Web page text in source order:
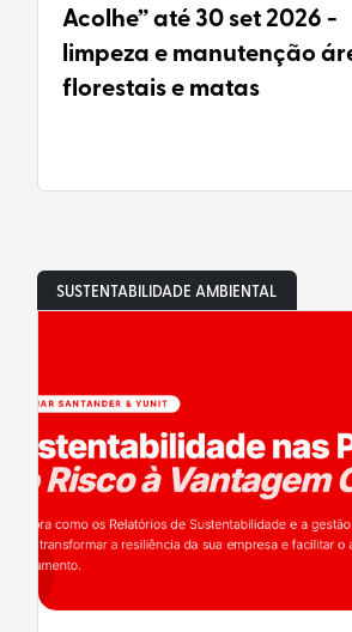
Acolhe” até 30 set 2026 -
limpeza e manutenção
florestais e matas
SUSTENTABILIDADE AMBIENTAL